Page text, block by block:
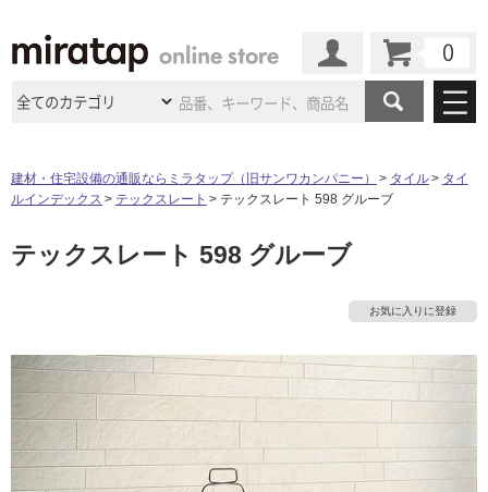
商品カテゴリ
キッチン 浴室（風呂・
トイレ
扉
エクステリア（外構）
ウッドデッキ
収納 インテリア・家具
施工事例
施工事例 法人案件納入事例
インタビュー
店舗・施設事例
ショールーム
ショールーム
大阪ショールーム 仙台ショールーム
名古屋ショールーム 京都ショールーム
札幌スマートショールー
サポート
ご利用ガイド 初めての方へ
よくある質問 お問い合わせ
その他サービス
ミラタップと
ASOLIE
工事会社紹介Coziコンシ
ェルジュ
建材・住宅設備の通販ならミラタップ（旧サンワカンパニー） タイル
タイ
ルインデックス
テックスレート テックスレート 598 グルーブ
テックスレート 598 グルーブ
お気に入りに登録